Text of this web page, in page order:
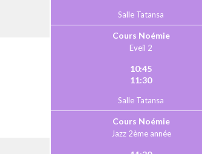
Salle Tatansa
Cours Noémie
Eveil 2
10:45
11:30
Salle Tatansa
Cours Noémie
Jazz 2ème année